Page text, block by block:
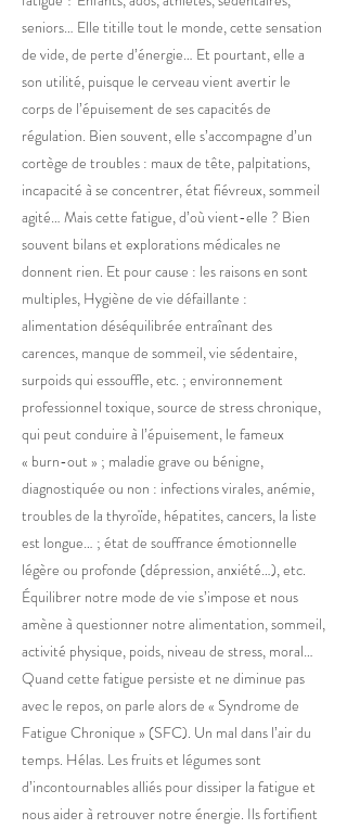
seniors… Elle titille tout le monde, cette sensation
de vide, de perte d’énergie… Et pourtant, elle a
son utilité, puisque le cerveau vient avertir le
corps de l’épuisement de ses capacités de
régulation. Bien souvent, elle s’accompagne d’un
cortège de troubles : maux de tête, palpitations,
incapacité à se concentrer, état fiévreux, sommeil
agité… Mais cette fatigue, d’où vient-elle ? Bien
souvent bilans et explorations médicales ne
donnent rien. Et pour cause : les raisons en sont
multiples, Hygiène de vie défaillante :
alimentation déséquilibrée entraînant des
carences, manque de sommeil, vie sédentaire,
surpoids qui essouffle, etc. ; environnement
professionnel toxique, source de stress chronique,
qui peut conduire à l’épuisement, le fameux
« burn-out » ; maladie grave ou bénigne,
diagnostiquée ou non : infections virales, anémie,
troubles de la thyroïde, hépatites, cancers, la liste
est longue… ; état de souffrance émotionnelle
légère ou profonde (dépression, anxiété…), etc.
Équilibrer notre mode de vie s’impose et nous
amène à questionner notre alimentation, sommeil,
activité physique, poids, niveau de stress, moral…
Quand cette fatigue persiste et ne diminue pas
avec le repos, on parle alors de « Syndrome de
Fatigue Chronique » (SFC). Un mal dans l’air du
temps. Hélas. Les fruits et légumes sont
d’incontournables alliés pour dissiper la fatigue et
nous aider à retrouver notre énergie. Ils fortifient